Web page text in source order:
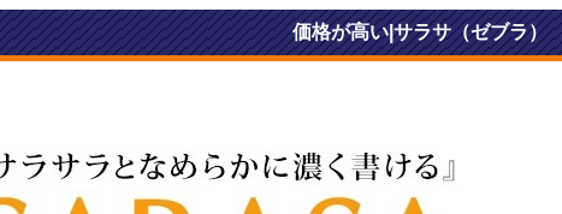
価格が高い|サラサ（ゼブラ）